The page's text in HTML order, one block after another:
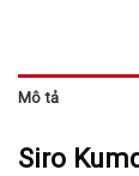
Mô tả
Siro